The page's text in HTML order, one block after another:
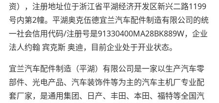
资），注册地址位于浙江省平湖经济开发区新兴二路1199
号内第2幢。平湖奥克伍德宜兰汽车配件制造有限公司的统
一社会信用代码/注册号是91330400MA28BK889W，企业
法人约翰 宾克斯 奥迪，目前企业处于开业状态。
宜兰汽车配件制造（平湖）有限公司是一家以生产汽车零
部件、光电产品、汽车装饰件等为主的汽车主机厂专业配
套厂家，是通用集团、日产、丰田、本田、福特等全国汽